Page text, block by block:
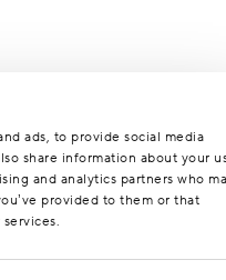
ads, to provide social media
share information about your
and analytics partners who
provided to them or that